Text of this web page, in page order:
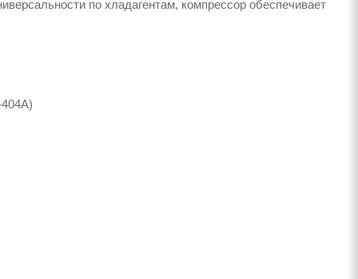
по хладагентам, компрессор обеспечивает